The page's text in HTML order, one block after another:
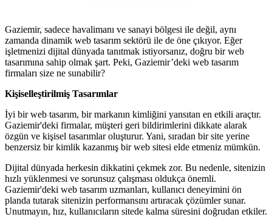
Gaziemir, sadece havalimanı ve sanayi bölgesi ile değil, aynı
zamanda dinamik web tasarım sektörü ile de öne çıkıyor. Eğer
işletmenizi dijital dünyada tanıtmak istiyorsanız, doğru bir web
tasarımına sahip olmak şart. Peki, Gaziemir’deki web tasarım
firmaları size ne sunabilir?
Kişiselleştirilmiş Tasarımlar
İyi bir web tasarım, bir markanın kimliğini yansıtan en etkili araçtır.
Gaziemir'deki firmalar, müşteri geri bildirimlerini dikkate alarak
özgün ve kişisel tasarımlar oluşturur. Yani, sıradan bir site yerine
benzersiz bir kimlik kazanmış bir web sitesi elde etmeniz mümkün.
Dijital dünyada herkesin dikkatini çekmek zor. Bu nedenle, sitenizin
hızlı yüklenmesi ve sorunsuz çalışması oldukça önemli.
Gaziemir'deki web tasarım uzmanları, kullanıcı deneyimini ön
planda tutarak sitenizin performansını artıracak çözümler sunar.
Unutmayın, hız, kullanıcıların sitede kalma süresini doğrudan etkiler.